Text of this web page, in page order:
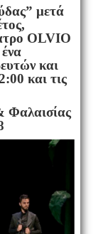
μετά
OLVIO
και
και τις
Φαλαισίας